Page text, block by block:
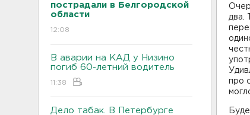
пострадали в Белгородской
области
12:08
В аварии на КАД у Низино
погиб 60-летний водитель
11:38
Дело табак. В Петербурге
два.
про